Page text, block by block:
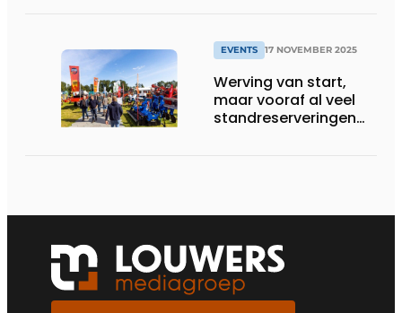
EVENTS 17 NOVEMBER 2025
Werving van start,
maar vooraf al veel
standreserveringen